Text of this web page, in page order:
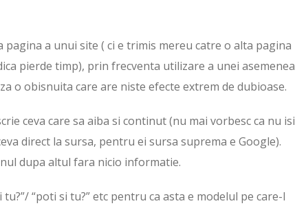
a unui site ( ci e trimis mereu catre o alta pagina
pierde timp), prin frecventa utilizare a unei asemenea
o obisnuita care are niste efecte extrem de dubioase.
ceva care sa aiba si continut (nu mai vorbesc ca nu isi
direct la sursa, pentru ei sursa suprema e Google).
dupa altul fara nicio informatie.
“poti si tu?” etc pentru ca asta e modelul pe care-l